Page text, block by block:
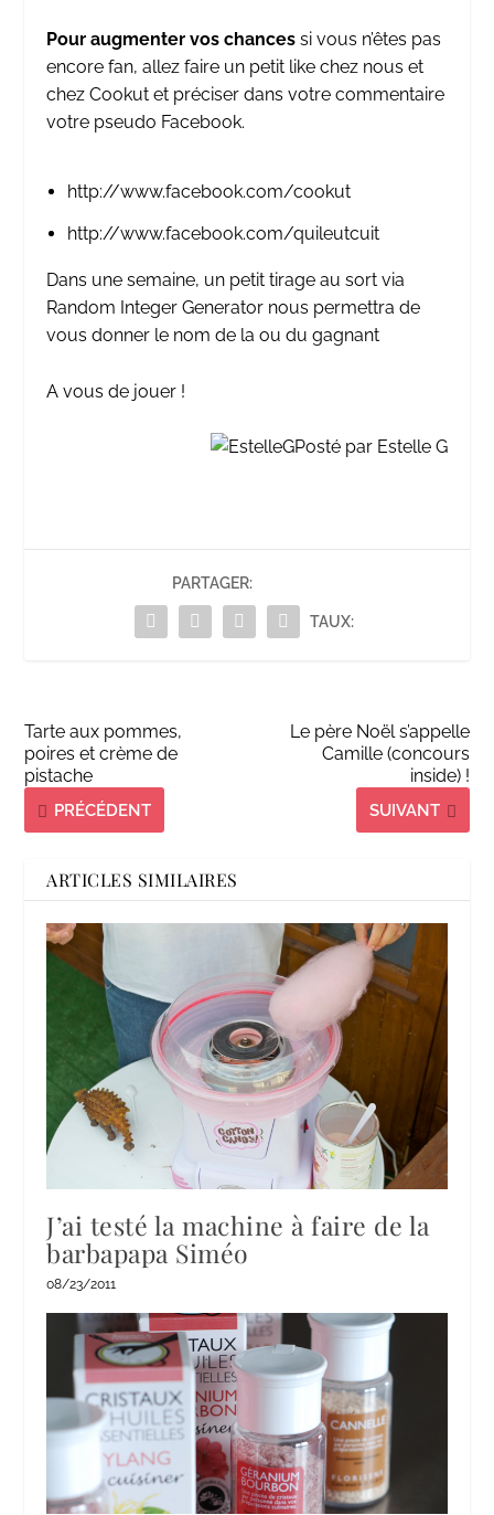
Pour augmenter vos chances si vous n’êtes pas
encore fan, allez faire un petit like chez nous et
chez Cookut et préciser dans votre commentaire
votre pseudo Facebook.
http://www.facebook.com/cookut
http://www.facebook.com/quileutcuit
Dans une semaine, un petit tirage au sort via
Random Integer Generator nous permettra de
vous donner le nom de la ou du gagnant
A vous de jouer !
Posté par Estelle G
PARTAGER:
TAUX:
Tarte aux pommes,
poires et crème de
pistache
PRÉCÉDENT
Le père Noël s’appelle
Camille (concours
inside) !
SUIVANT
ARTICLES SIMILAIRES
J’ai testé la machine à faire de la
barbapapa Siméo
08/23/2011